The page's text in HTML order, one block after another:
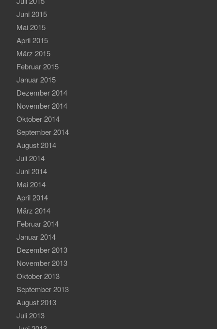
Juni 2015
Mai 2015
April 2015
März 2015
Februar 2015
Januar 2015
Dezember 2014
November 2014
Oktober 2014
September 2014
August 2014
Juli 2014
Juni 2014
Mai 2014
April 2014
März 2014
Februar 2014
Januar 2014
Dezember 2013
November 2013
Oktober 2013
September 2013
August 2013
Juli 2013